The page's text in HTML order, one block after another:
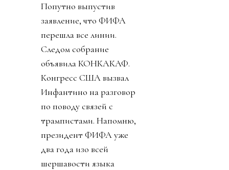
Попутно выпустив
заявление, что ФИФА
перешла все линии.
Следом собрание
объявила КОНКАКАФ.
Конгресс США вызвал
Инфантино на разговор
по поводу связей с
трампистами. Напомню,
президент ФИФА уже
два года изо всей
шершавости языка